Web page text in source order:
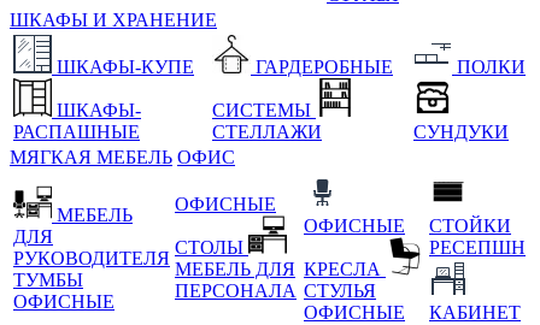
ШКАФЫ И ХРАНЕНИЕ
ШКАФЫ-КУПЕ
ШКАФЫ-
РАСПАШНЫЕ
ГАРДЕРОБНЫЕ
СИСТЕМЫ
СТЕЛЛАЖИ
ПОЛКИ
СУНДУКИ
МЯГКАЯ МЕБЕЛЬ ОФИС
МЕБЕЛЬ
ДЛЯ
РУКОВОДИТЕЛЯ
ТУМБЫ
ОФИСНЫЕ
ОФИСНЫЕ
СТОЛЫ
МЕБЕЛЬ ДЛЯ
ПЕРСОНАЛА
ОФИСНЫЕ
КРЕСЛА
СТУЛЬЯ
ОФИСНЫЕ
СТОЙКИ
РЕСЕПШН
КАБИНЕТ